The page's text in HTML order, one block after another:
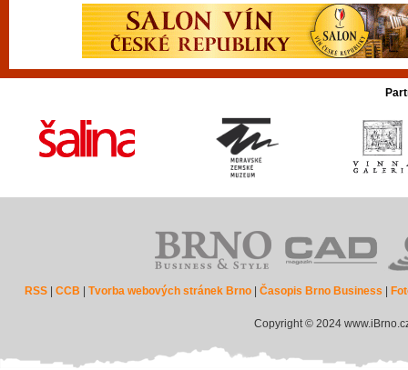
RSS |CCB |Tvorba webových stránek Brno |Časopis Brno Business
Copyright © 2024